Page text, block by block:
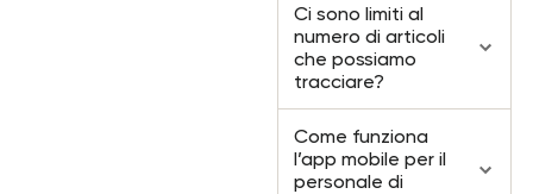
Ci sono limiti al
numero di articoli
che possiamo
tracciare?
Come funziona
l’app mobile per il
personale di